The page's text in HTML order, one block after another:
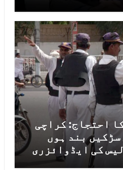
احتجاج: کراچی
بند ہوں
کی ایڈوائزری